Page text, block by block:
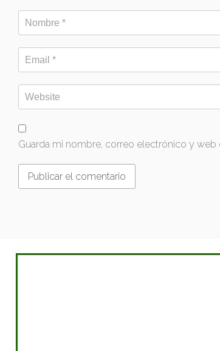
Guarda mi nombre, correo electrónico y